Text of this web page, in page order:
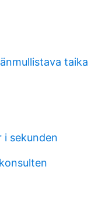
taika
i sekunden